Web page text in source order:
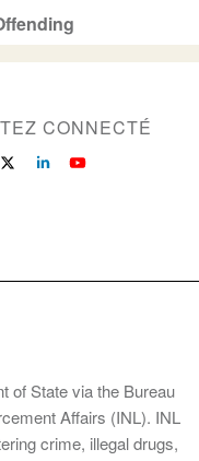
CONNECTÉ
of State via the Bureau
Affairs (INL). INL
crime, illegal drugs,